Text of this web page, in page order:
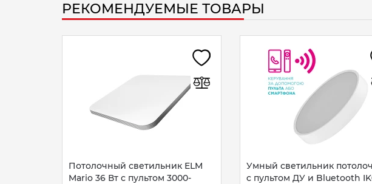
РЕКОМЕНДУЕМЫЕ ТОВАРЫ
Потолочный светильник ELM
Mario 36 Вт с пультом 3000-
Умный светильник
c пультом ДУ и Bluetooth